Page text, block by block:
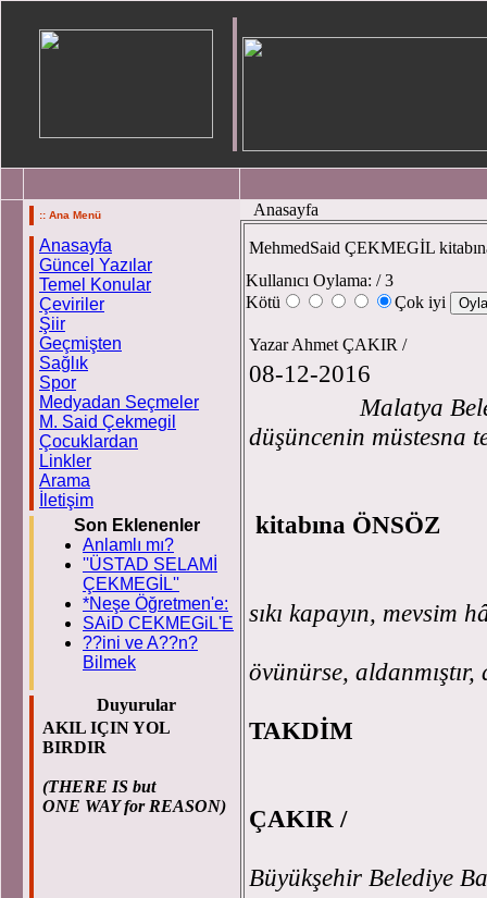
:: Ana Menü
Anasayfa
Güncel Yazılar
Temel Konular
Çeviriler
Şiir
Geçmişten
Sağlık
Spor
Medyadan Seçmeler
M. Said Çekmegil
Çocuklardan
Linkler
Arama
İletişim
Son Eklenenler
Anlamlı mı?
''ÜSTAD SELAMİ
ÇEKMEGİL''
*Neşe Öğretmen'e:
SAiD CEKMEGiL'E
??ini ve A??n?
Bilmek
Duyurular
AKIL IÇIN YOL
BIRDIR
(THERE IS but
ONE WAY for REASON)
Anasayfa
MehmedSaid ÇEKMEGİL
Kullanıcı Oylama: / 3
Kötü
Çok iyi
Yazar Ahmet ÇAKIR /
08-12-2016
Malatya
düşüncenin müstesna
kitabına ÖNSÖZ
sıkı kapayın, mevsim
övünürse, aldanmıştır,
TAKDİM
ÇAKIR /
Büyükşehir Belediye